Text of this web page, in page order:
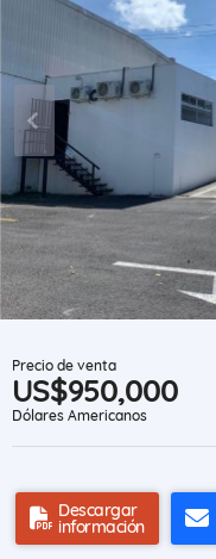
Precio de venta
US$950,000
Dólares Americanos
Descargar
información